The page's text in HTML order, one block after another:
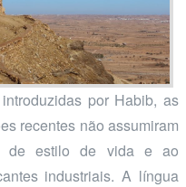
por Habib, as
recentes não assumiram
de estilo de vida e ao
industriais. A língua